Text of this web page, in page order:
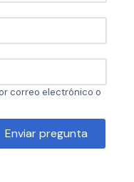
correo electrónico o
Enviar pregunta